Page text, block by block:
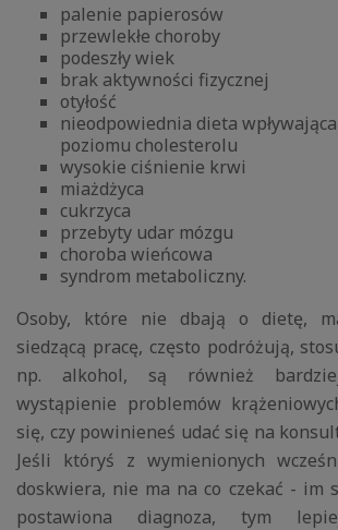
palenie papierosów
przewlekłe choroby
podeszły wiek
brak aktywności fizycznej
otyłość
nieodpowiednia dieta
poziomu cholesterolu
wysokie ciśnienie krwi
miażdżyca
cukrzyca
przebyty udar mózgu
choroba wieńcowa
syndrom metaboliczny.
Osoby, które nie dbają o dietę,
siedzącą pracę, często podróżują,
np. alkohol, są również
wystąpienie problemów
się, czy powinieneś udać się na
Jeśli któryś z wymienionych
doskwiera, nie ma na co czekać - im
postawiona diagnoza, tym